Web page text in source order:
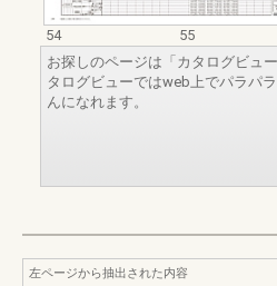
54
55
お探しのページは「カタログビュ
タログビューではweb上でパラパ
んになれます。
左ページから抽出された内容